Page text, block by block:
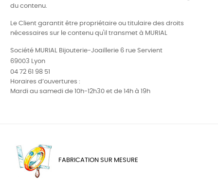
du contenu.
Le Client garantit être propriétaire ou titulaire des droits
nécessaires sur le contenu qu'il transmet à MURIAL
Société MURIAL Bijouterie-Joaillerie 6 rue Servient
69003 Lyon
04 72 61 98 51
Horaires d’ouvertures :
Mardi au samedi de 10h-12h30 et de 14h à 19h
FABRICATION SUR MESURE